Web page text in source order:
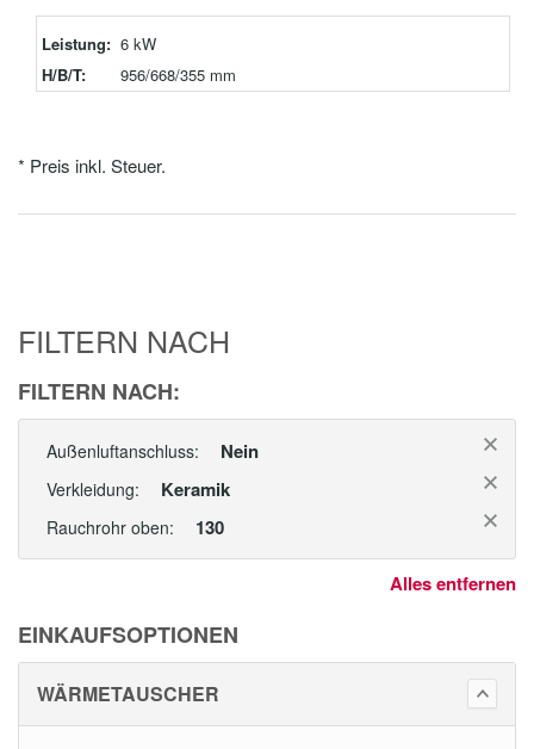
Leistung: 6 kW
H/B/T:
956/668/355 mm
* Preis inkl. Steuer.
FILTERN NACH
FILTERN NACH:
Außenluftanschluss: Nein
Verkleidung: Keramik
Rauchrohr oben: 130
Alles entfernen
EINKAUFSOPTIONEN
WÄRMETAUSCHER